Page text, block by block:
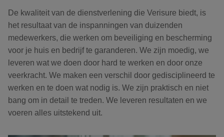
De kwaliteit van de dienstverlening die Verisure biedt, is
het resultaat van de inspanningen van duizenden
medewerkers, die werken om beveiliging en bescherming
voor je huis en bedrijf te garanderen. We zijn moedig, we
leveren wat we doen door hard te werken en door onze
veerkracht. We maken een verschil door gedisciplineerd te
werken en te doen wat nodig is. We zijn praktisch en niet
bang om in detail te treden. We leveren resultaten en we
voeren alles uitstekend uit.